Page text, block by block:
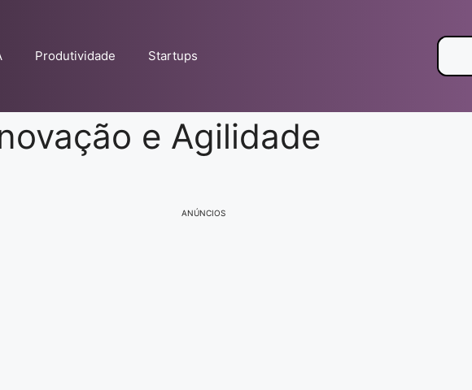
Produtividade Startups
e Agilidade
ANÚNCIOS